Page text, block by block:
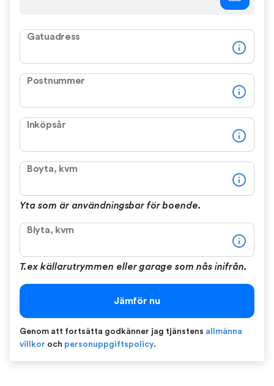
Gatuadress
Postnummer
Inköpsår
Boyta, kvm
Yta som är användningsbar för boende.
Biyta, kvm
T.ex källarutrymmen eller garage som nås inifrån.
Jämför nu
Genom att fortsätta godkänner jag tjänstens allmänna
villkor och personuppgiftspolicy.